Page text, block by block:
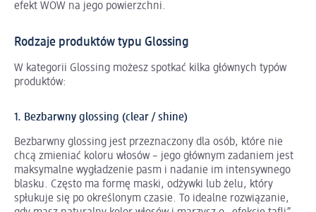
efekt WOW na jego powierzchni.
Rodzaje produktów typu Glossing
W kategorii Glossing możesz spotkać kilka głównych typów
produktów:
1. Bezbarwny glossing (clear / shine)
Bezbarwny glossing jest przeznaczony dla osób, które nie
chcą zmieniać koloru włosów – jego głównym zadaniem jest
maksymalne wygładzenie pasm i nadanie im intensywnego
blasku. Często ma formę maski, odżywki lub żelu, który
spłukuje się po określonym czasie. To idealne rozwiązanie,